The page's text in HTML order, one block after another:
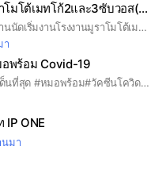
กลุ่มสมัครและเริ่มงานมูราโมโต้เมทโก้2และ3ซับวอส(พี่หนิง)
กลุ่มนี้เป็นกลุ่มแนะนำสมัครงานนัดเริ่มงานโรงงานมูราโมโต้เมทโก้ 2 และ 3 ของซับเวอร์เอเชีย solution หรือ เรียกสั้นกว่าซับ วอส WAS มีพี่หนิงเจ้าหน้าที่สรรหาทรัพยากรบุคคลประจำบริษัทซับวอสเป็นผู้จัดการดูแลกลุ่มแต่เพียงผู้เดียว
า
พร้อม Covid-19
สนทนาการรับวัคซีนตรงประเด็นที่สุด #หมอพร้อม#วัคซีนโควิด 19#ซิโนแวค#แอสตร้าเซเนกร้า#โมเดอร์น่า#ไฟเซอร์#ซิโนฟาร์ม
IP ONE
นมา